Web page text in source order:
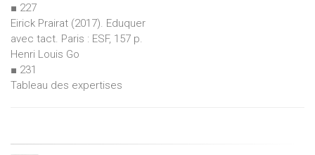
■ 227
Eirick Prairat (2017). Eduquer
avec tact. Paris : ESF, 157 p.
Henri Louis Go
■ 231
Tableau des expertises